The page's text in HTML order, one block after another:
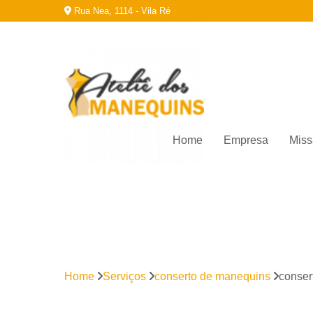
Rua Nea, 1114 - Vila Ré
Home Empresa
Home Serviços conserto de manequins